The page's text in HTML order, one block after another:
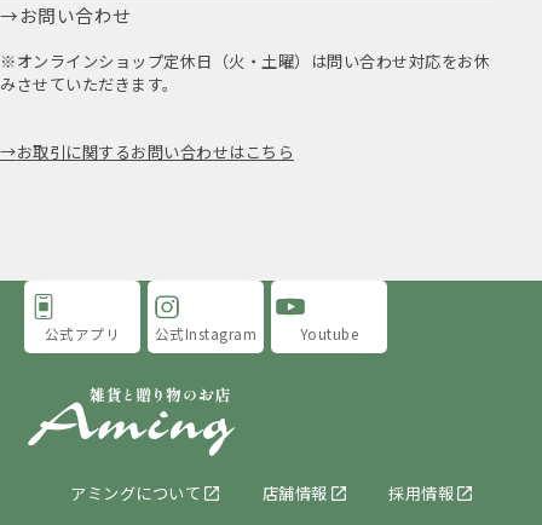
お問い合わせ
※オンラインショップ定休日（火・土曜）は問い合わせ対応をお休
みさせていただきます。
お取引に関するお問い合わせはこちら
アミングについて 店舗情報
採用情報
公式アプリ 公式Instagram Youtube